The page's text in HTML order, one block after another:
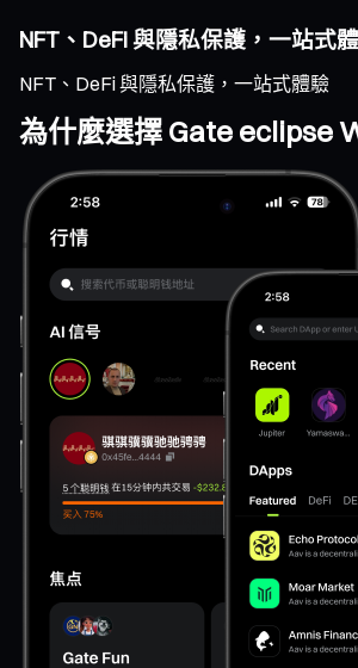
NFT、DeFi 與隱私保護，一站式
NFT、DeFi 與隱私保護，一站式體驗
為什麼選擇 Gate eclipse